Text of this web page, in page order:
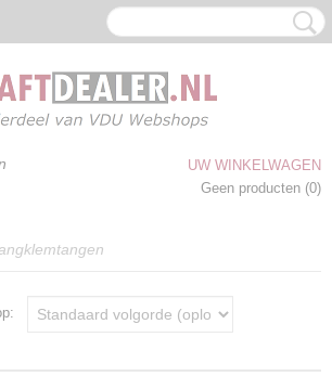
UW WINKELWAGEN
Geen producten (0)